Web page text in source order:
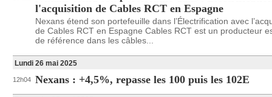
l'acquisition de Cables RCT en Espagne
Nexans étend son portefeuille dans l’Électrification avec
de Cables RCT en Espagne Cables RCT est un producteur
de référence dans les câbles...
Lundi 26 mai 2025
12h04 Nexans : +4,5%, repasse les 100 puis les 102E